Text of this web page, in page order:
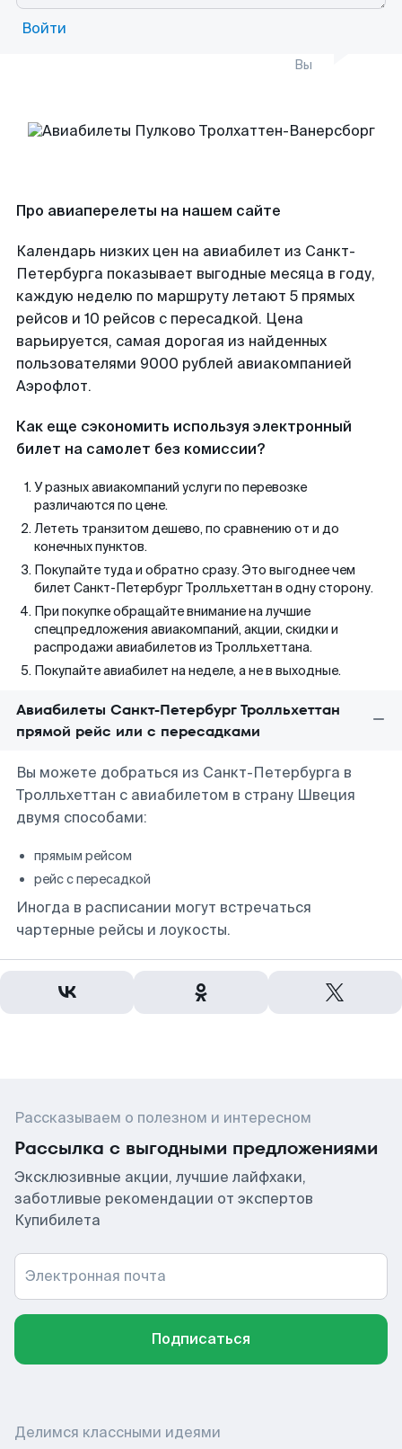
Войти
Вы
Про авиаперелеты на нашем сайте
Календарь низких цен на авиабилет из Санкт-
Петербурга показывает выгодные месяца в году,
каждую неделю по маршруту летают 5 прямых
рейсов и 10 рейсов с пересадкой. Цена
варьируется, самая дорогая из найденных
пользователями 9000 рублей авиакомпанией
Аэрофлот.
Как еще сэкономить используя электронный
билет на самолет без комиссии?
У разных авиакомпаний услуги по перевозке
различаются по цене.
Лететь транзитом дешево, по сравнению от и до
конечных пунктов.
Покупайте туда и обратно сразу. Это выгоднее чем
билет Санкт-Петербург Тролльхеттан в одну сторону.
При покупке обращайте внимание на лучшие
спецпредложения авиакомпаний, акции, скидки и
распродажи авиабилетов из Тролльхеттана.
Покупайте авиабилет на неделе, а не в выходные.
Авиабилеты Санкт-Петербург Тролльхеттан
прямой рейс или с пересадками
Вы можете добраться из Санкт-Петербурга в
Тролльхеттан с авиабилетом в страну Швеция
двумя способами:
прямым рейсом
рейс с пересадкой
Иногда в расписании могут встречаться
чартерные рейсы и лоукосты.
Рассказываем о полезном и интересном
Рассылка с выгодными предложениями
Эксклюзивные акции, лучшие лайфхаки,
заботливые рекомендации от экспертов
Купибилета
Электронная почта
Подписаться
Делимся классными идеями